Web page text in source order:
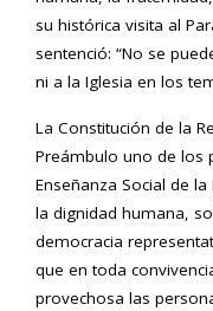
su histórica visita al
sentenció: “No se
ni a la Iglesia en los
La Constitución de la
Preámbulo uno de los
Enseñanza Social de
la dignidad humana,
democracia
que en toda
provechosa las